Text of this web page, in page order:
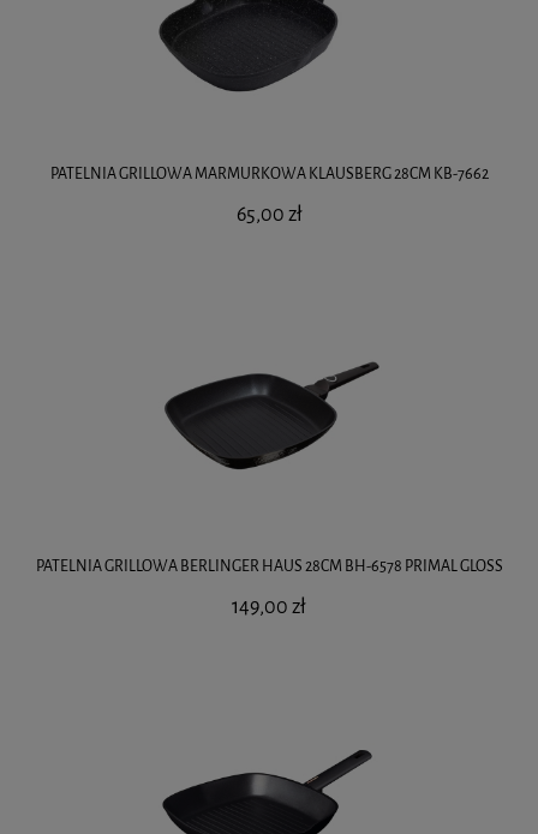
PATELNIA GRILLOWA MARMURKOWA KLAUSBERG 28CM KB-7662
65,00 zł
PATELNIA GRILLOWA BERLINGER HAUS 28CM BH-6578 PRIMAL GLOSS
149,00 zł